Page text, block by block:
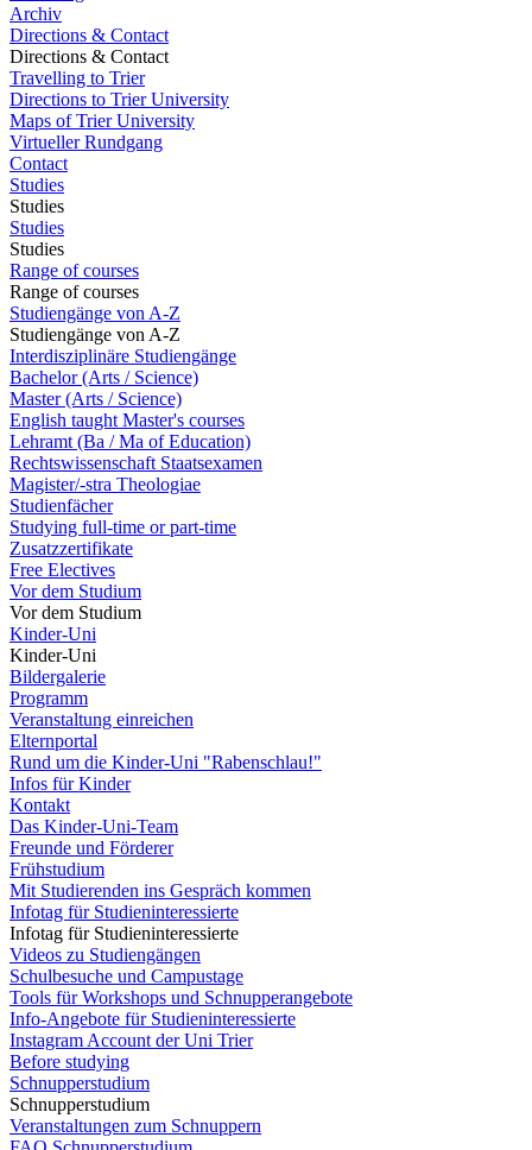
Archiv
Directions & Contact
Directions & Contact
Travelling to Trier
Directions to Trier University
Maps of Trier University
Virtueller Rundgang
Contact
Studies
Studies
Studies
Studies
Range of courses
Range of courses
Studiengänge von A-Z
Studiengänge von A-Z
Interdisziplinäre Studiengänge
Bachelor (Arts / Science)
Master (Arts / Science)
English taught Master's courses
Lehramt (Ba / Ma of Education)
Rechtswissenschaft Staatsexamen
Magister/-stra Theologiae
Studienfächer
Studying full-time or part-time
Zusatzzertifikate
Free Electives
Vor dem Studium
Vor dem Studium
Kinder-Uni
Kinder-Uni
Bildergalerie
Programm
Veranstaltung einreichen
Elternportal
Rund um die Kinder-Uni "Rabenschlau!"
Infos für Kinder
Kontakt
Das Kinder-Uni-Team
Freunde und Förderer
Frühstudium
Mit Studierenden ins Gespräch kommen
Infotag für Studieninteressierte
Infotag für Studieninteressierte
Videos zu Studiengängen
Schulbesuche und Campustage
Tools für Workshops und Schnupperangebote
Info-Angebote für Studieninteressierte
Instagram Account der Uni Trier
Before studying
Schnupperstudium
Schnupperstudium
Veranstaltungen zum Schnuppern